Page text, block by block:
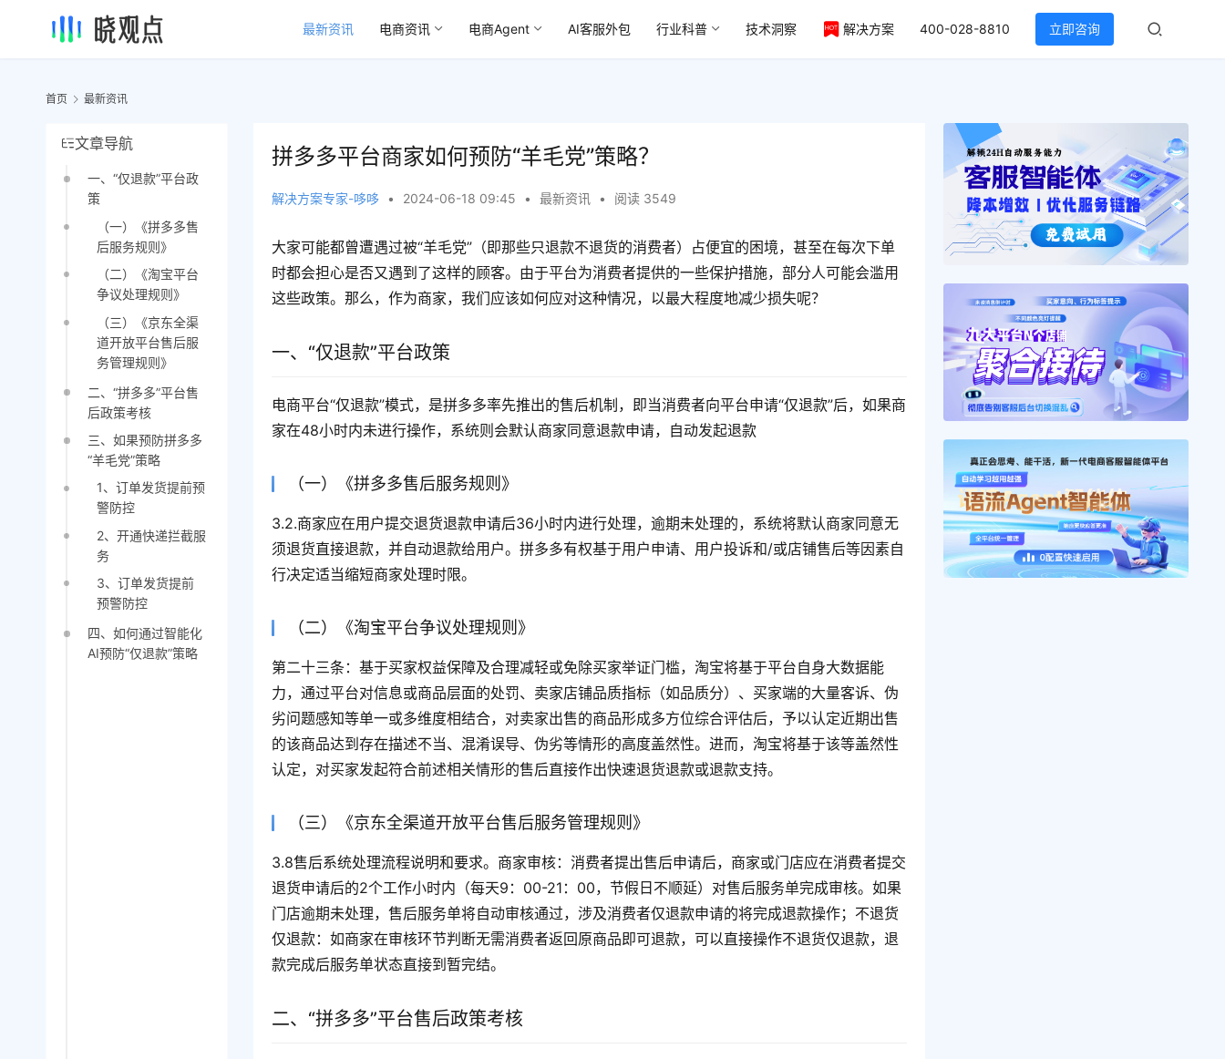
最新资讯 电商资讯 电商Agent AI客服外包 行业科普 技术洞察 解决方案 400-028-8810 立即咨询
首页 最新资讯
文章导航
一、“仅退款”平台政
策
（一）《拼多多售
后服务规则》
（二）《淘宝平台
争议处理规则》
（三）《京东全渠
道开放平台售后服
务管理规则》
二、“拼多多”平台售
后政策考核
三、如果预防拼多多
“羊毛党”策略
1、订单发货提前预
警防控
2、开通快递拦截服
务
3、订单发货提前
预警防控
四、如何通过智能化
AI预防“仅退款”策略
拼多多平台商家如何预防“羊毛党”策略？
解决方案专家-哆哆 • 2024-06-18 09:45 • 最新资讯 • 阅读 3549
大家可能都曾遭遇过被“羊毛党”（即那些只退款不退货的消费者）占便宜的困境，甚至在每次下单
时都会担心是否又遇到了这样的顾客。由于平台为消费者提供的一些保护措施，部分人可能会滥用
这些政策。那么，作为商家，我们应该如何应对这种情况，以最大程度地减少损失呢？
一、“仅退款”平台政策
电商平台“仅退款”模式，是拼多多率先推出的售后机制，即当消费者向平台申请“仅退款”后，如果商
家在48小时内未进行操作，系统则会默认商家同意退款申请，自动发起退款
（一）《拼多多售后服务规则》
3.2.商家应在用户提交退货退款申请后36小时内进行处理，逾期未处理的，系统将默认商家同意无
须退货直接退款，并自动退款给用户。拼多多有权基于用户申请、用户投诉和/或店铺售后等因素自
行决定适当缩短商家处理时限。
（二）《淘宝平台争议处理规则》
第二十三条：基于买家权益保障及合理减轻或免除买家举证门槛，淘宝将基于平台自身大数据能
力，通过平台对信息或商品层面的处罚、卖家店铺品质指标（如品质分）、买家端的大量客诉、伪
劣问题感知等单一或多维度相结合，对卖家出售的商品形成多方位综合评估后，予以认定近期出售
的该商品达到存在描述不当、混淆误导、伪劣等情形的高度盖然性。进而，淘宝将基于该等盖然性
认定，对买家发起符合前述相关情形的售后直接作出快速退货退款或退款支持。
（三）《京东全渠道开放平台售后服务管理规则》
3.8售后系统处理流程说明和要求。商家审核：消费者提出售后申请后，商家或门店应在消费者提交
退货申请后的2个工作小时内（每天9：00-21：00，节假日不顺延）对售后服务单完成审核。如果
门店逾期未处理，售后服务单将自动审核通过，涉及消费者仅退款申请的将完成退款操作；不退货
仅退款：如商家在审核环节判断无需消费者返回原商品即可退款，可以直接操作不退货仅退款，退
款完成后服务单状态直接到暂完结。
二、“拼多多”平台售后政策考核